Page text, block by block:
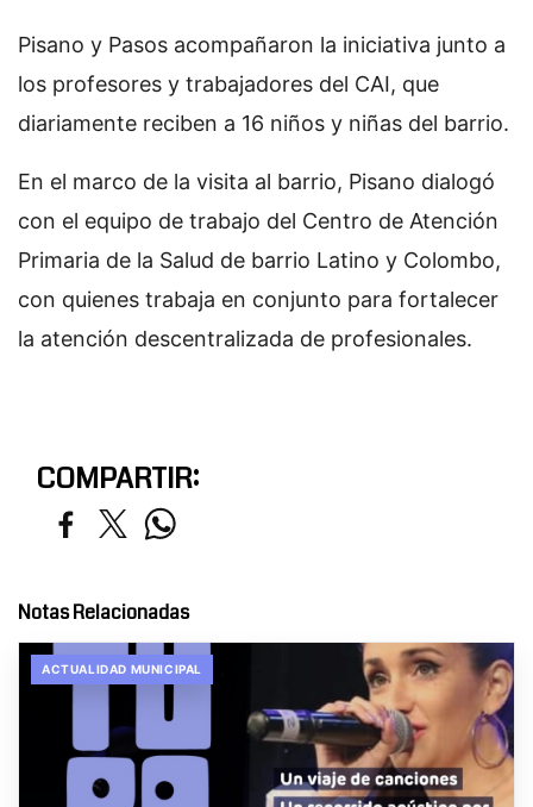
Pisano y Pasos acompañaron la iniciativa junto a
los profesores y trabajadores del CAI, que
diariamente reciben a 16 niños y niñas del barrio.
En el marco de la visita al barrio, Pisano dialogó
con el equipo de trabajo del Centro de Atención
Primaria de la Salud de barrio Latino y Colombo,
con quienes trabaja en conjunto para fortalecer
la atención descentralizada de profesionales.
COMPARTIR:
Notas Relacionadas
ACTUALIDAD MUNICIPAL